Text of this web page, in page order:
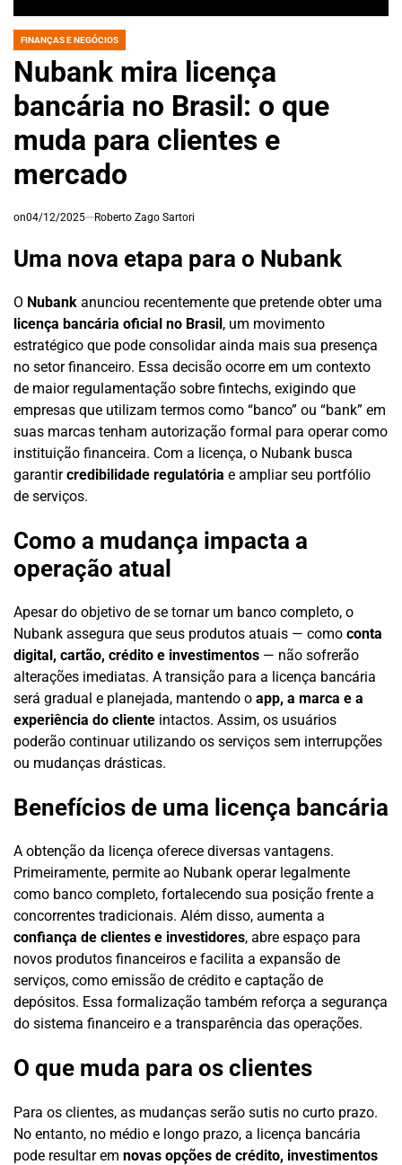
POSTED
FINANÇAS E NEGÓCIOS
Nubank mira licença
bancária no Brasil: o que
muda para clientes e
mercado
on04/12/2025 Roberto Zago Sartori
Uma nova etapa para o Nubank
O Nubank anunciou recentemente que pretende obter uma
licença bancária oficial no Brasil , um movimento
estratégico que pode consolidar ainda mais sua presença
no setor financeiro. Essa decisão ocorre em um contexto
de maior regulamentação sobre fintechs, exigindo que
empresas que utilizam termos como “banco” ou “bank” em
suas marcas tenham autorização formal para operar como
instituição financeira. Com a licença, o Nubank busca
garantircredibilidade regulatória e ampliar seu portfólio
de serviços.
Como a mudança impacta a
operação atual
Apesar do objetivo de se tornar um banco completo, o
Nubank assegura que seus produtos atuais — como conta
digital, cartão, crédito e investimentos — não sofrerão
alterações imediatas. A transição para a licença bancária
será gradual e planejada, mantendo o app, a marca e a
experiência do cliente intactos. Assim, os usuários
poderão continuar utilizando os serviços sem interrupções
ou mudanças drásticas.
Benefícios de uma licença bancária
A obtenção da licença oferece diversas vantagens.
Primeiramente, permite ao Nubank operar legalmente
como banco completo, fortalecendo sua posição frente a
concorrentes tradicionais. Além disso, aumenta a
confiança de clientes e investidores, abre espaço para
novos produtos financeiros e facilita a expansão de
serviços, como emissão de crédito e captação de
depósitos. Essa formalização também reforça a segurança
do sistema financeiro e a transparência das operações.
O que muda para os clientes
Para os clientes, as mudanças serão sutis no curto prazo.
No entanto, no médio e longo prazo, a licença bancária
pode resultar em novas opções de crédito, investimentos